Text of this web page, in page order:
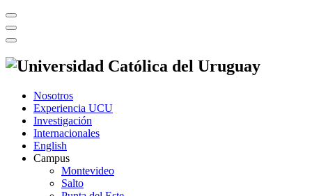
Nosotros
Experiencia UCU
Investigación
Internacionales
English
Campus
Montevideo
Salto